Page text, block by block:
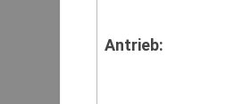
Antrieb: